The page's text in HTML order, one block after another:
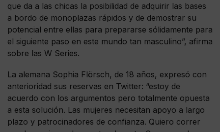
que da a las chicas la posibilidad de adquirir las bases
a bordo de monoplazas rápidos y de demostrar su
potencial entre ellas para prepararse sólidamente para
el siguiente paso en este mundo tan masculino”, afirma
sobre las W Series.
La alemana Sophia Flörsch, de 18 años, expresó con
anterioridad sus reservas en Twitter: “estoy de
acuerdo con los argumentos pero totalmente opuesta
a esta solución. Las mujeres necesitan apoyo a largo
plazo y patrocinadores de confianza. Quiero correr